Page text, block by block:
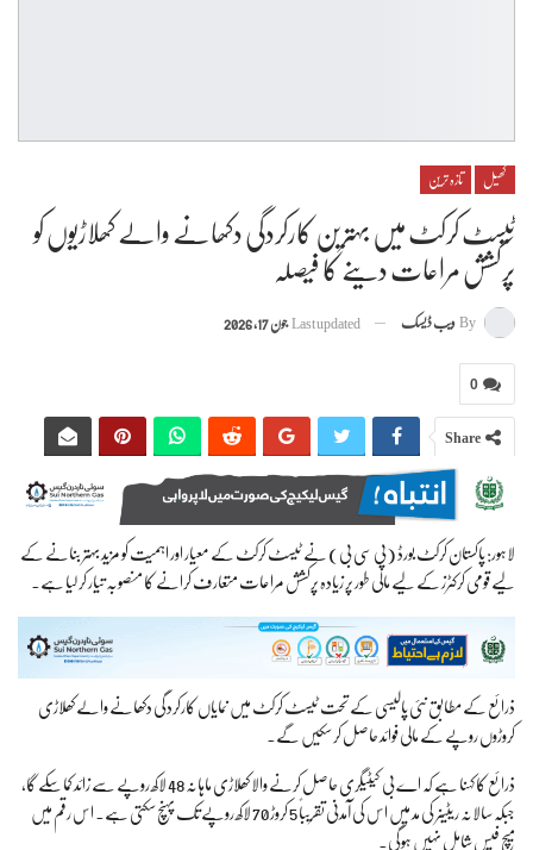
کھیل تازہ ترین
ٹیسٹ کرکٹ میں بہترین کارکردگی دکھانے والے کھلاڑیوں کو
پرکشش مراعات دینے کا فیصلہ
By ویب ڈیسک Last updated جون 17, 2026
0
Share
لاہور: پاکستان کرکٹ بورڈ (پی سی بی) نے ٹیسٹ کرکٹ کے معیار اور اہمیت کو مزید بہتر بنانے کے
لیے قومی کرکٹرز کے لیے مالی طور پر زیادہ پرکشش مراعات متعارف کرانے کا منصوبہ تیار کر لیا ہے۔
ذرائع کے مطابق نئی پالیسی کے تحت ٹیسٹ کرکٹ میں نمایاں کارکردگی دکھانے والے کھلاڑی
کروڑوں روپے کے مالی فوائد حاصل کر سکیں گے۔
ذرائع کا کہنا ہے کہ اے بی کیٹیگری حاصل کرنے والا کھلاڑی ماہانہ 48 لاکھ روپے سے زائد کما سکے گا،
جبکہ سالانہ ریٹینر کی مد میں اس کی آمدنی تقریباً 5 کروڑ 70 لاکھ روپے تک پہنچ سکتی ہے۔ اس رقم میں
میچ فیس شامل نہیں ہوگی۔